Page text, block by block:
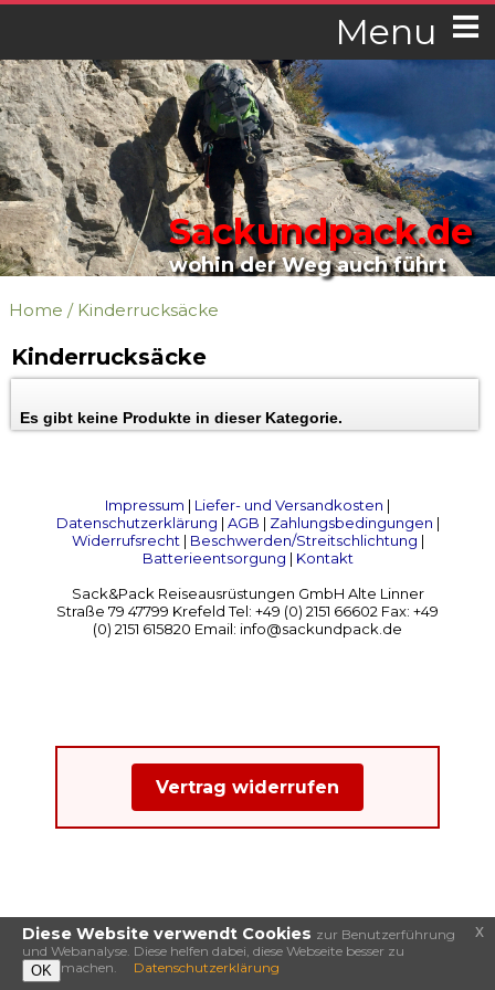
Menu
Sackundpack.de
wohin der Weg auch führt
Home / Kinderrucksäcke
Kinderrucksäcke
Es gibt keine Produkte in dieser Kategorie.
Impressum | Liefer- und Versandkosten |
Datenschutzerklärung | AGB | Zahlungsbedingungen |
Widerrufsrecht| Beschwerden/Streitschlichtung |
Batterieentsorgung | Kontakt
Sack&Pack Reiseausrüstungen GmbH Alte Linner
Straße 79 47799 Krefeld Tel: +49 (0) 2151 66602 Fax: +49
(0) 2151 615820 Email: info@sackundpack.de
Vertrag widerrufen
Diese Website verwendt Cookies zur Benutzerführung
und Webanalyse. Diese helfen dabei, diese Webseite besser zu
machen.
OK Datenschutzerklärung
x